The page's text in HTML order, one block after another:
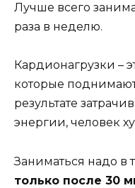
Лучше всего
раза в неделю.
Кардионагрузки –
которые
результате
энергии, человек
Заниматься надо в
только после 30